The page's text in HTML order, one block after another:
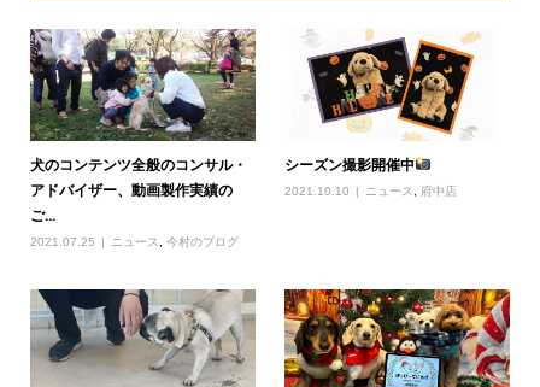
犬のコンテンツ全般のコンサル・
アドバイザー、動画製作実績の
ご...
2021.07.25 ニュース 今村のブログ
シーズン撮影開催中
2021.10.10 ニュース 府中店